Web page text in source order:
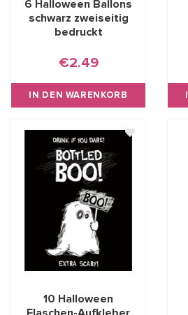
6 Halloween Ballons
schwarz zweiseitig
bedruckt
€2.49
IN DEN WARENKORB
10 Halloween